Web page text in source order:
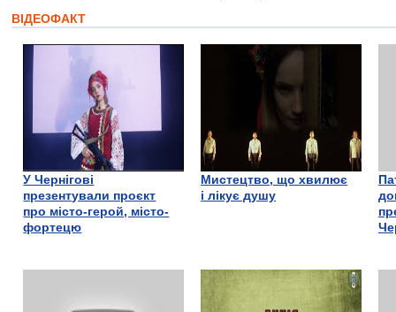
ВІДЕОФАКТ
У Чернігові
презентували проєкт
про місто-герой, місто-
фортецю
Мистецтво, що хвилює
і лікує душу